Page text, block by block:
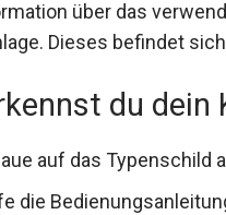
über das
Dieses befindet
du
auf das Typenschild
die